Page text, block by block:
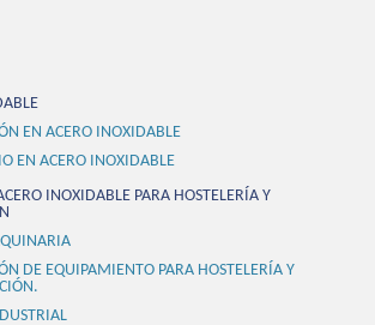
EN ACERO INOXIDABLE
EN ACERO INOXIDABLE
INOXIDABLE PARA HOSTELERÍA Y
DE EQUIPAMIENTO PARA HOSTELERÍA Y